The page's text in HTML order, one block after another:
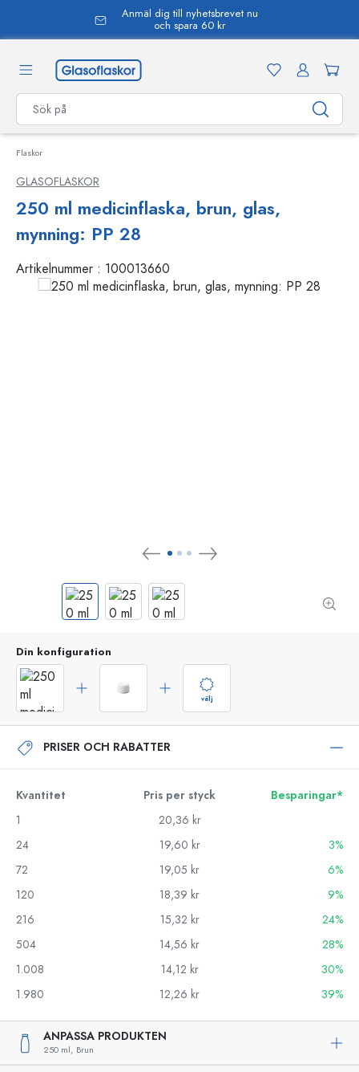
Anmäl dig till nyhetsbrevet nu
och spara 60 kr
Flaskor
GLASOFLASKOR
250 ml medicinflaska, brun, glas,
mynning: PP 28
Artikelnummer : 100013660
Din konfiguration
välj
PRISER OCH RABATTER
Kvantitet Pris per styck
Besparingar*
1
20,36 kr
24
19,60 kr
3%
72
19,05 kr
6%
120
18,39 kr
9%
216
15,32 kr
24%
504
14,56 kr
28%
1.008
14,12 kr
30%
1.980
12,26 kr 39%
ANPASSA PRODUKTEN
250 ml, Brun